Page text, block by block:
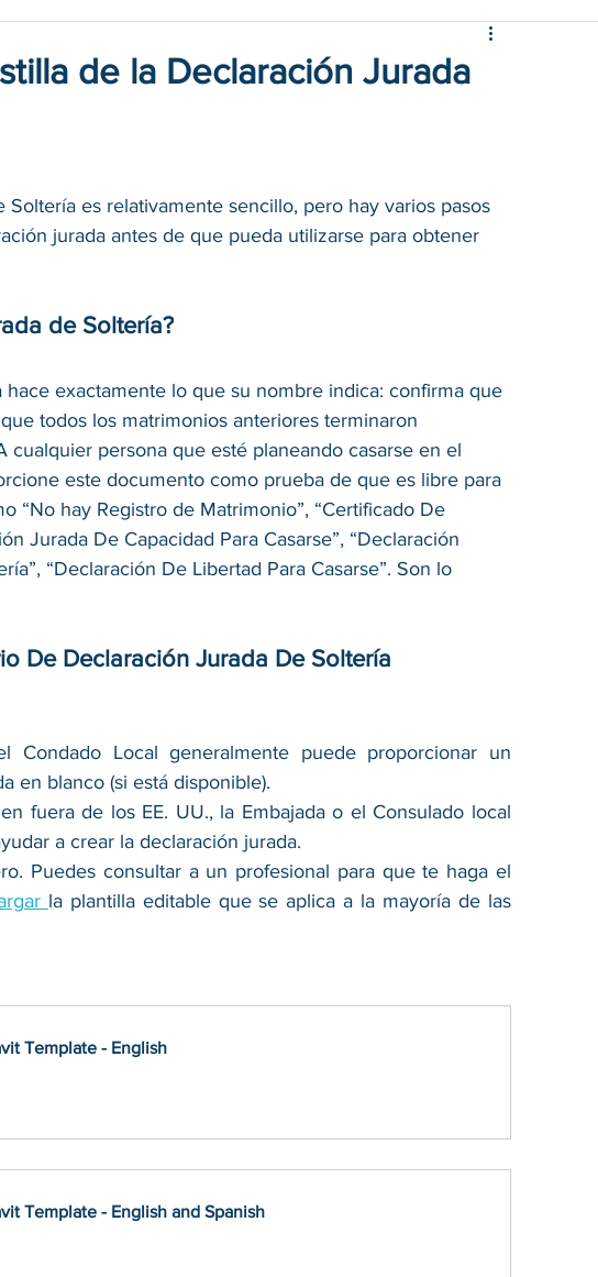
de la Declaración Jurada
es relativamente sencillo, pero hay varios pasos
jurada antes de que pueda utilizarse para obtener
de Soltería?
exactamente lo que su nombre indica: confirma que
todos los matrimonios anteriores terminaron
persona que esté planeando casarse en el
este documento como prueba de que es libre para
“No hay Registro de Matrimonio”, “Certificado De
Jurada De Capacidad Para Casarse”, “Declaración
“Declaración De Libertad Para Casarse”. Son lo
De Declaración Jurada De Soltería
Condado Local generalmente puede proporcionar un
en blanco (si está disponible).
fuera de los EE. UU., la Embajada o el Consulado local
a crear la declaración jurada.
Puedes consultar a un profesional para que te haga el
la plantilla editable que se aplica a la mayoría de las
Template - English
Template - English and Spanish